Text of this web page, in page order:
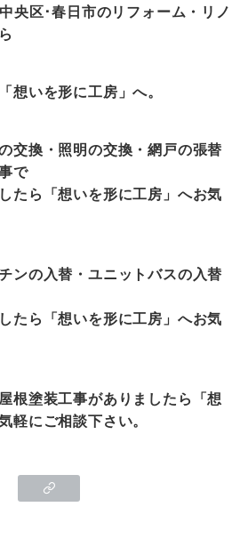
央区･春日市のリフォーム・リノ
想いを形に工房」へ。
交換・照明の交換・網戸の張替
で
たら「想いを形に工房」へお気
ンの入替・ユニットバスの入替
たら「想いを形に工房」へお気
根塗装工事がありましたら「想
軽にご相談下さい。